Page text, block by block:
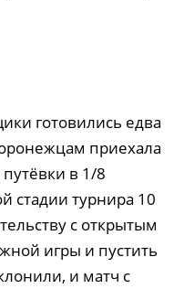
готовились едва
приехала
в 1/8
стадии турнира 10
с открытым
игры и пустить
и матч с